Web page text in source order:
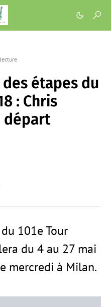
étapes du
: Chris
départ
101e Tour
du 4 au 27 mai
mercredi à Milan.